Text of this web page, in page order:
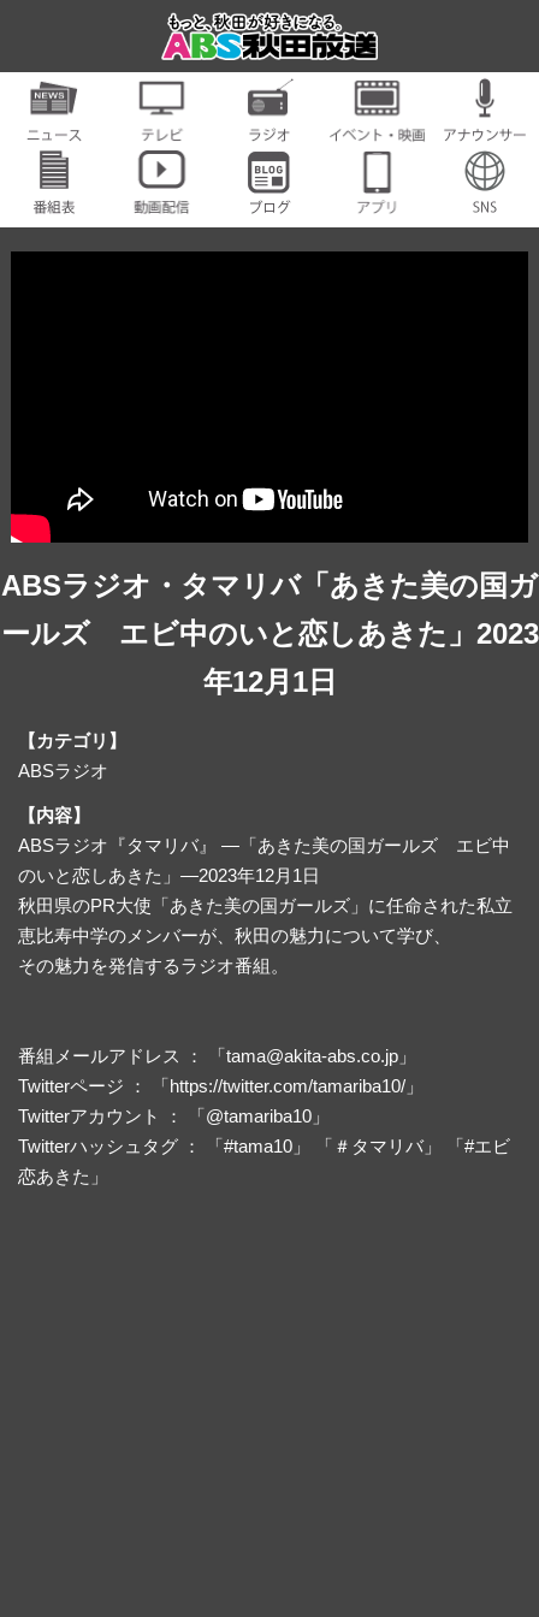
ABSラジオ・タマリバ「あきた美の国ガ
ールズ エビ中のいと恋しあきた」2023
年12月1日
【カテゴリ】
ABSラジオ
【内容】
ABSラジオ『タマリバ』 ―「あきた美の国ガールズ エビ中
のいと恋しあきた」―2023年12月1日
秋田県のPR大使「あきた美の国ガールズ」に任命された私立
恵比寿中学のメンバーが、秋田の魅力について学び、
その魅力を発信するラジオ番組。
番組メールアドレス ： 「tama@akita-abs.co.jp」
Twitterページ ： 「https://twitter.com/tamariba10/」
Twitterアカウント ： 「@tamariba10」
Twitterハッシュタグ ： 「#tama10」 「＃タマリバ」 「#エビ
恋あきた」